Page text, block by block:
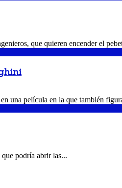
que quieren encender el
una película en la que también
podría abrir las...